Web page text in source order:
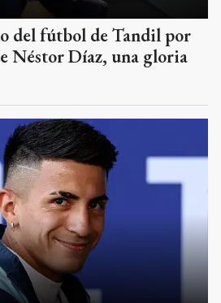
del fútbol de Tandil por
Néstor Díaz, una gloria